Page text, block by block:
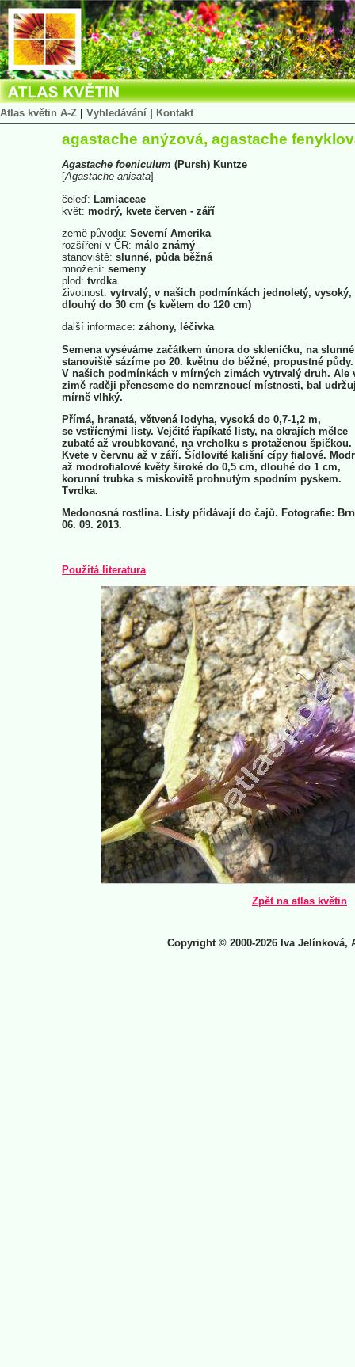
Atlas květin A-Z Vyhledávání Kontakt
agastache anýzová, agastache
Agastache foeniculum (Pursh) Kuntze
[Agastache anisata]
čeleď: Lamiaceae
květ: modrý, kvete červen - září
země původu: Severní Amerika
rozšíření v ČR: málo známý
stanoviště: slunné, půda běžná
množení: semeny
plod: tvrdka
životnost: vytrvalý, v našich podmínkách jednoletý, vysoký,
dlouhý do 30 cm (s květem do 120 cm)
další informace: záhony, léčivka
Semena vyséváme začátkem února do skleníčku, na slunné
stanoviště sázíme po 20. květnu do běžné, propustné půdy.
V našich podmínkách v mírných zimách vytrvalý druh. Ale
zimě raději přeneseme do nemrznoucí místnosti, bal
mírně vlhký.
Přímá, hranatá, větvená lodyha, vysoká do 0,7-1,2 m,
se vstřícnými listy. Vejčité řapíkaté listy, na okrajích mělce
zubaté až vroubkované, na vrcholku s protaženou špičkou.
Kvete v červnu až v září. Šídlovité kališní cípy fialové.
až modrofialové květy široké do 0,5 cm, dlouhé do 1 cm,
korunní trubka s miskovitě prohnutým spodním pyskem.
Tvrdka.
Medonosná rostlina. Listy přidávají do čajů. Fotografie:
06. 09. 2013.
Použitá literatura
Zpět na atlas květin
Copyright © 2000-2026 Iva Jelínková,